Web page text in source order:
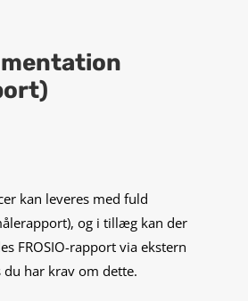
kan leveres med fuld
og i tillæg kan der
FROSIO-rapport via ekstern
har krav om dette.